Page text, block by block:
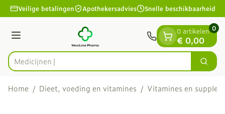
Ga naar de inhoud
1 van 1
Veilige betalingen Apothekersadvies Snelle beschikbaarheid
Menu
Product, merk, categorie... Zoek
0 artikelen
€ 0,00
0
Home / Dieet, voeding en vitamines / Vitamines en